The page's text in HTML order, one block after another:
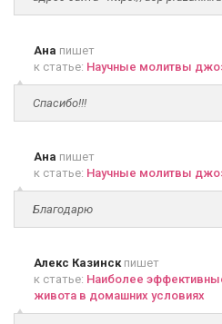
Ана пишет
к статье: Научные молитвы
Спасибо!!!
Ана пишет
к статье: Научные молитвы
Благодарю
Алекс Казинскпишет
к статье: Наиболее
живота в домашних условиях